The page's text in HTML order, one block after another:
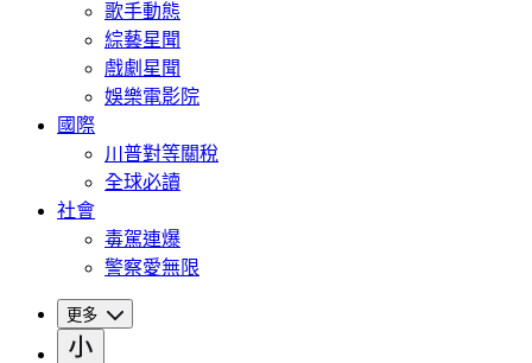
歌手動態
綜藝星聞
戲劇星聞
娛樂電影院
國際
川普對等關稅
全球必讀
社會
毒駕連爆
警察愛無限
更多